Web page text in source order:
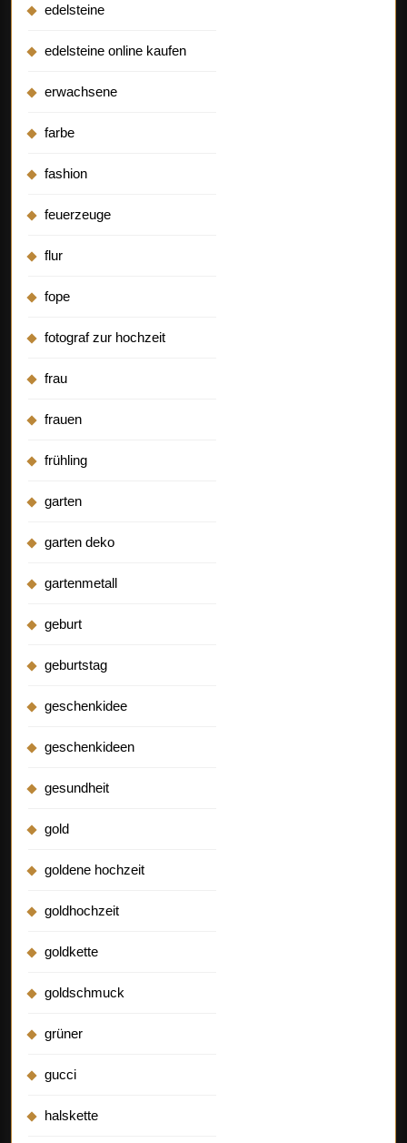
edelsteine
edelsteine online kaufen
erwachsene
farbe
fashion
feuerzeuge
flur
fope
fotograf zur hochzeit
frau
frauen
frühling
garten
garten deko
gartenmetall
geburt
geburtstag
geschenkidee
geschenkideen
gesundheit
gold
goldene hochzeit
goldhochzeit
goldkette
goldschmuck
grüner
gucci
halskette